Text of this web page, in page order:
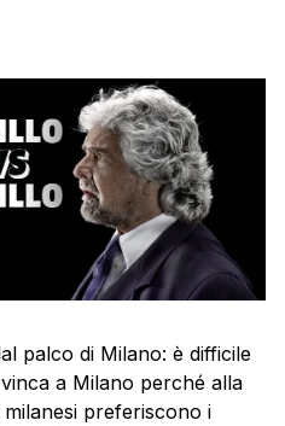
palco di Milano: è difficile
a Milano perché alla
preferiscono i